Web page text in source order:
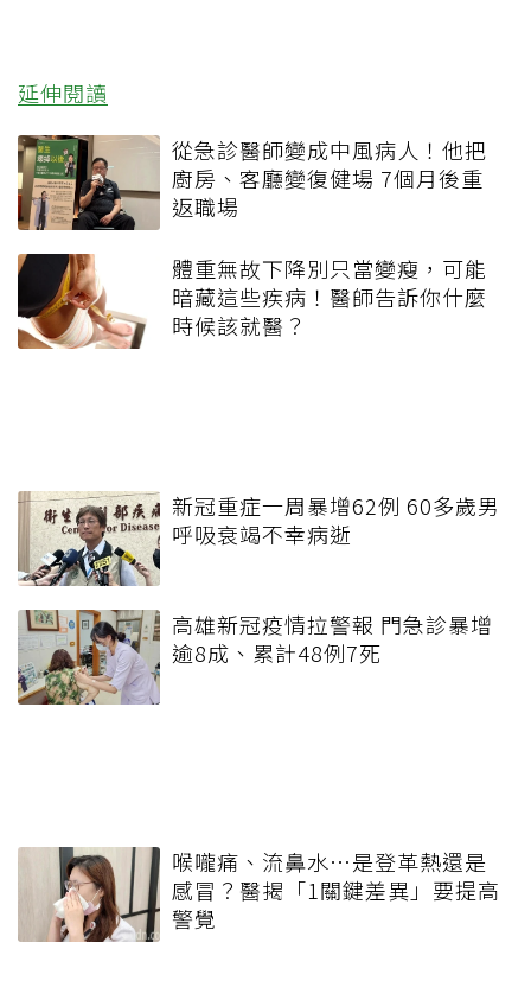
延伸閱讀
從急診醫師變成中風病人！他把
廚房、客廳變復健場 7個月後重
返職場
體重無故下降別只當變瘦，可能
暗藏這些疾病！醫師告訴你什麼
時候該就醫？
新冠重症一周暴增62例 60多歲男
呼吸衰竭不幸病逝
高雄新冠疫情拉警報 門急診暴增
逾8成、累計48例7死
喉嚨痛、流鼻水⋯是登革熱還是
感冒？醫揭「1關鍵差異」要提高
警覺